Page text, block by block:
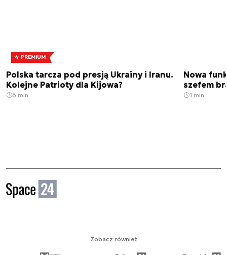
PREMIUM
Polska tarcza pod presją Ukrainy i Iranu.
Kolejne Patrioty dla Kijowa?
6 min.
Nowa
szefem
1 min.
Zobacz również